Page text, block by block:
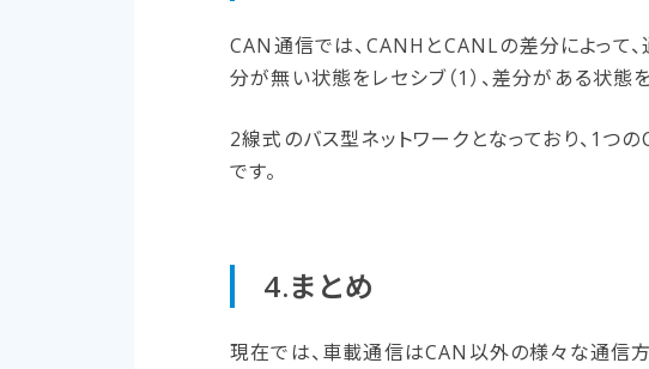
CAN通信では、CANHとCANLの差分によって
分が無い状態をレセシブ（1）、差分がある状態を
2線式のバス型ネットワークとなっており、1
です。
4.まとめ
現在では、車載通信はCAN以外の様々な通信